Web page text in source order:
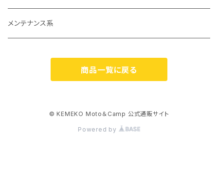
ヘルメット
ナイフ
バッグ
ROCHET
ブラケットステー類
メンテナンス系
商品一覧に戻る
© KEMEKO Moto＆Camp 公式通販サイト
Powered by